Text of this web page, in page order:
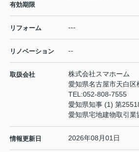
有効期限
リフォーム ---
リノベーション --
取扱会社
株式会社スマホーム
愛知県名古屋市天白区
TEL:052-808-7555
愛知県知事 (1) 第
愛知県宅地建物取引業
情報更新日 2026年08月01日